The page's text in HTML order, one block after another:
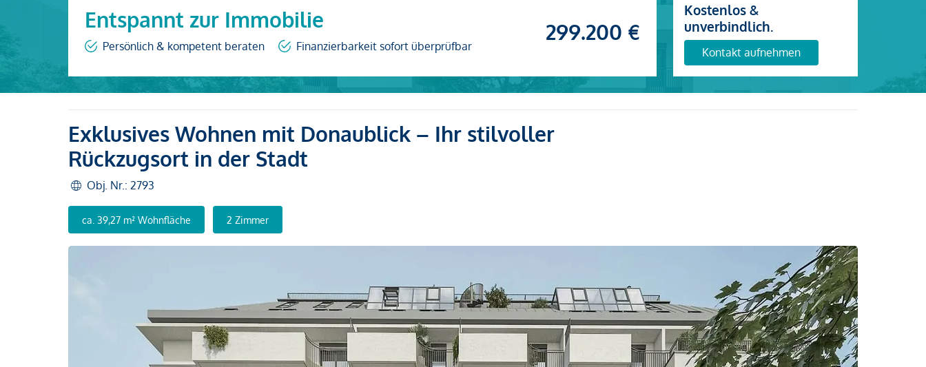
Entspannt zur Immobilie
Persönlich & kompetent beraten Finanzierbarkeit sofort überprüfbar
299.200 €
Kostenlos &
unverbindlich.
Kontakt aufnehmen
Exklusives Wohnen mit Donaublick – Ihr stilvoller
Rückzugsort in der Stadt
Obj. Nr.: 2793
ca. 39,27 m² Wohnfläche 2 Zimmer